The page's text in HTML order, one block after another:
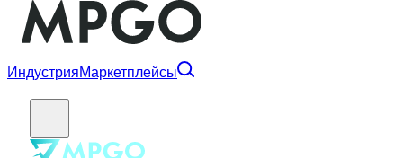
ИндустрияМаркетплейсы